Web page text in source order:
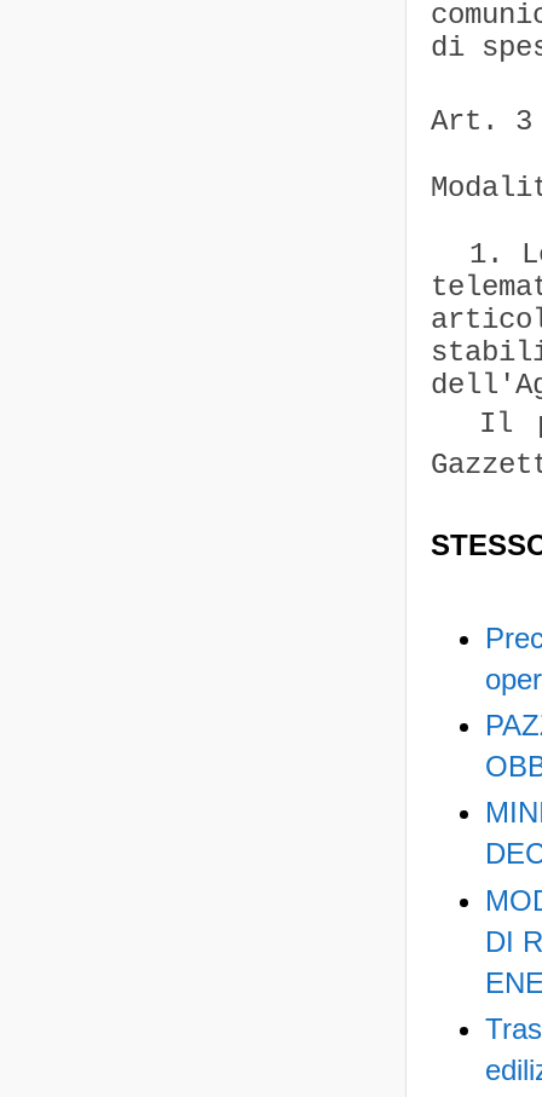
di
Art. 3
1.
Il
DI